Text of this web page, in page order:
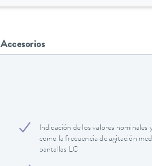
Accesorios
Indicación de los valores nominales
como la frecuencia de agitación
pantallas LC